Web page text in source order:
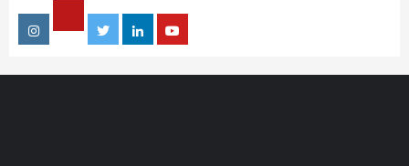
Instagram
Facebook
TwitterLinkedin